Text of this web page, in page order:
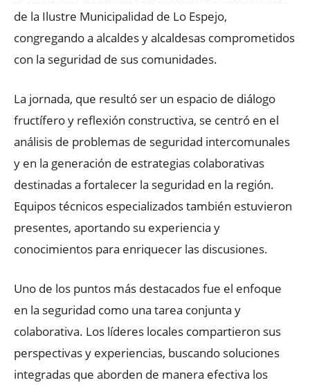
de la Ilustre Municipalidad de Lo Espejo,
congregando a alcaldes y alcaldesas comprometidos
con la seguridad de sus comunidades.
La jornada, que resultó ser un espacio de diálogo
fructífero y reflexión constructiva, se centró en el
análisis de problemas de seguridad intercomunales
y en la generación de estrategias colaborativas
destinadas a fortalecer la seguridad en la región.
Equipos técnicos especializados también estuvieron
presentes, aportando su experiencia y
conocimientos para enriquecer las discusiones.
Uno de los puntos más destacados fue el enfoque
en la seguridad como una tarea conjunta y
colaborativa. Los líderes locales compartieron sus
perspectivas y experiencias, buscando soluciones
integradas que aborden de manera efectiva los